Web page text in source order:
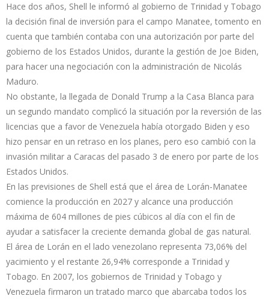
Hace dos años, Shell le informó al gobierno de Trinidad y Tobago
la decisión final de inversión para el campo Manatee, tomento en
cuenta que también contaba con una autorización por parte del
gobierno de los Estados Unidos, durante la gestión de Joe Biden,
para hacer una negociación con la administración de Nicolás
Maduro.
No obstante, la llegada de Donald Trump a la Casa Blanca para
un segundo mandato complicó la situación por la reversión de las
licencias que a favor de Venezuela había otorgado Biden y eso
hizo pensar en un retraso en los planes, pero eso cambió con la
invasión militar a Caracas del pasado 3 de enero por parte de los
Estados Unidos.
En las previsiones de Shell está que el área de Lorán-Manatee
comience la producción en 2027 y alcance una producción
máxima de 604 millones de pies cúbicos al día con el fin de
ayudar a satisfacer la creciente demanda global de gas natural.
El área de Lorán en el lado venezolano representa 73,06% del
yacimiento y el restante 26,94% corresponde a Trinidad y
Tobago. En 2007, los gobiernos de Trinidad y Tobago y
Venezuela firmaron un tratado marco que abarcaba todos los